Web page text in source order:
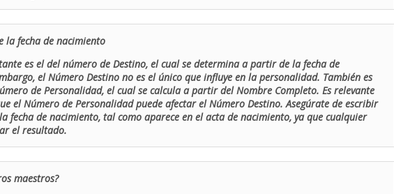
la fecha de nacimiento
es el del número de Destino, el cual se determina a partir de la fecha de
el Número Destino no es el único que influye en la personalidad. También es
de Personalidad, el cual se calcula a partir del Nombre Completo. Es relevante
el Número de Personalidad puede afectar el Número Destino. Asegúrate de escribir
fecha de nacimiento, tal como aparece en el acta de nacimiento, ya que cualquier
el resultado.
maestros?